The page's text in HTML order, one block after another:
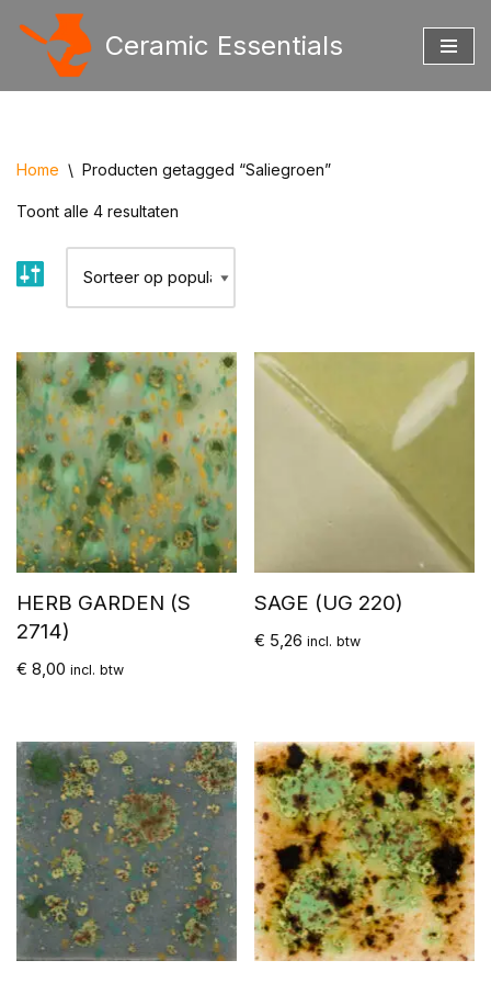
Ceramic Essentials
Home \ Producten getagged “Saliegroen”
Toont alle 4 resultaten
HERB GARDEN (S
2714)
€ 8,00 incl. btw
SAGE (UG 220)
€ 5,26 incl. btw